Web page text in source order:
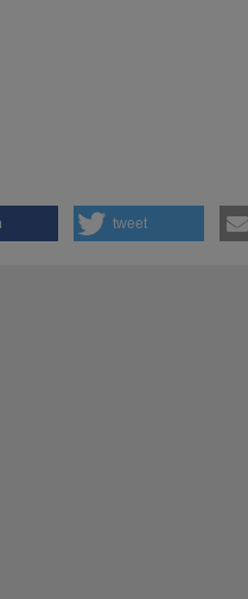
tweet